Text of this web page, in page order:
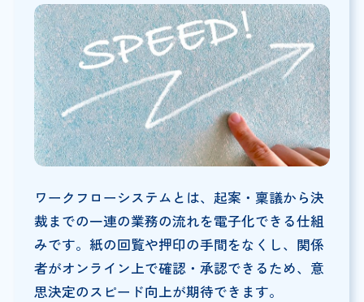
ワークフローシステムとは、起案・稟議から決
裁までの一連の業務の流れを電子化できる仕組
みです。紙の回覧や押印の手間をなくし、関係
者がオンライン上で確認・承認できるため、意
思決定のスピード向上が期待できます。